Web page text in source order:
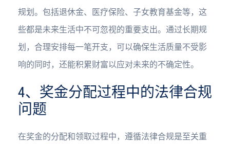
规划。包括退休金、医疗保险、子女教育基金等，这
些都是未来生活中不可忽视的重要支出。通过长期规
划，合理安排每一笔开支，可以确保生活质量不受影
响的同时，还能积累财富以应对未来的不确定性。
4、奖金分配过程中的法律合规
问题
在奖金的分配和领取过程中，遵循法律合规是至关重